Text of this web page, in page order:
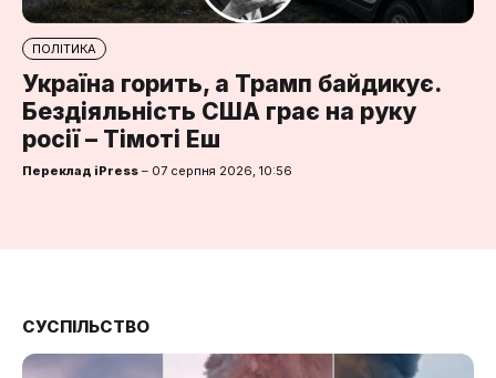
ПОЛІТИКА
Україна горить, а Трамп байдикує.
Бездіяльність США грає на руку
росії – Тімоті Еш
Переклад iPress – 07 серпня 2026, 10:56
CУСПІЛЬСТВО